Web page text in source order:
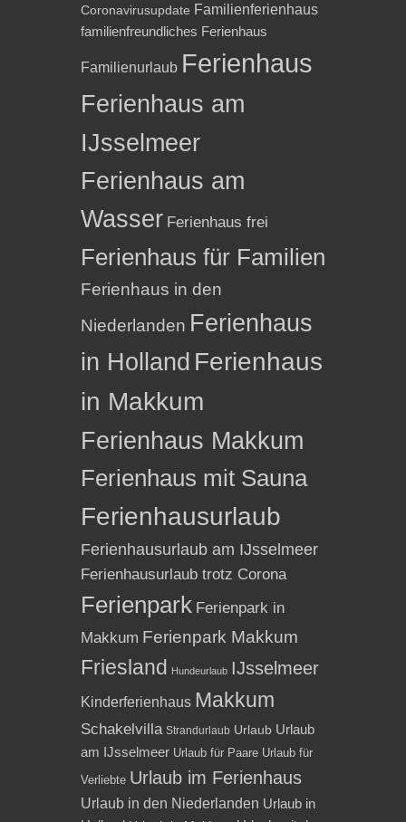
Coronavirusupdate Familienferienhaus
familienfreundliches Ferienhaus
Familienurlaub Ferienhaus
Ferienhaus am
IJsselmeer
Ferienhaus am
Wasser Ferienhaus frei
Ferienhaus für Familien
Ferienhaus in den
Niederlanden Ferienhaus
in Holland Ferienhaus
in Makkum
Ferienhaus Makkum
Ferienhaus mit Sauna
Ferienhausurlaub
Ferienhausurlaub am IJsselmeer
Ferienhausurlaub trotz Corona
Ferienpark Ferienpark in
Makkum Ferienpark Makkum
Friesland Hundeurlaub IJsselmeer
Kinderferienhaus Makkum
Schakelvilla Strandurlaub Urlaub Urlaub
am IJsselmeer Urlaub für Paare Urlaub für
Verliebte Urlaub im Ferienhaus
Urlaub in den Niederlanden Urlaub in